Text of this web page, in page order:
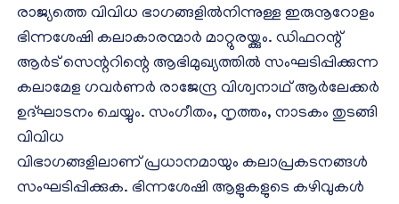
രാജ്യത്തെ വിവിധ ഭാഗങ്ങളിൽനിന്നുള്ള ഇരുനൂറോളം
ഭിന്നശേഷി കലാകാരന്മാർ മാറ്റുരയ്ക്കും. ഡിഫറന്റ്
ആർട് സെന്ററിന്റെ ആഭിമുഖ്യത്തിൽ സംഘടിപ്പിക്കുന്ന
കലാമേള ഗവർണർ രാജേന്ദ്ര വിശ്വനാഥ് ആർലേക്കർ
ഉദ്‌ഘാടനം ചെയ്യും. സംഗീതം, നൃത്തം, നാടകം തുടങ്ങി
വിവിധ
വിഭാഗങ്ങളിലാണ് പ്രധാനമായും കലാപ്രകടനങ്ങള്‍
സംഘടിപ്പിക്കുക. ഭിന്നശേഷി ആളുകളുടെ കഴിവുകൾ